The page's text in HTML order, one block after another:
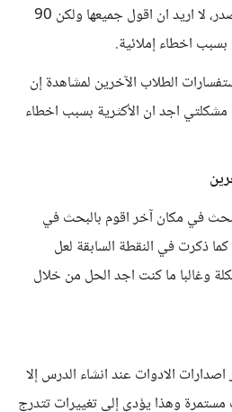
الموجود في شيفرة المصدر، لا اريد ان اقول جميعها ولكن 90
اخطاء إملائية.
الطلاب الآخرين لمشاهدة إن
اجد ان الأكثرية بسبب اخطاء
في مكان آخر اقوم بالبحث في
ذكرت في النقطة السابقة لعل
وغالبا ما كنت اجد الحل من خلال
الادوات عند انشاء الدرس إلا
مستمرة وهذا يؤدي إلى تغييرات تتدرج